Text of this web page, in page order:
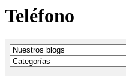
Teléfono